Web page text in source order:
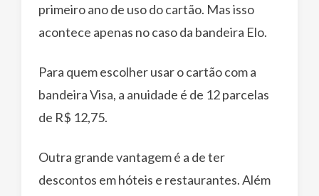
primeiro ano de uso do cartão. Mas isso
acontece apenas no caso da bandeira Elo.
Para quem escolher usar o cartão com a
bandeira Visa, a anuidade é de 12 parcelas
de R$ 12,75.
Outra grande vantagem é a de ter
descontos em hóteis e restaurantes. Além